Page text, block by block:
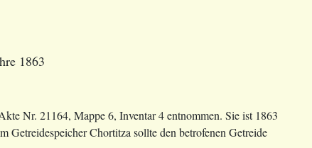
1863
Nr. 21164, Mappe 6, Inventar 4 entnommen. Sie ist 1863
Getreidespeicher Chortitza sollte den betrofenen Getreide